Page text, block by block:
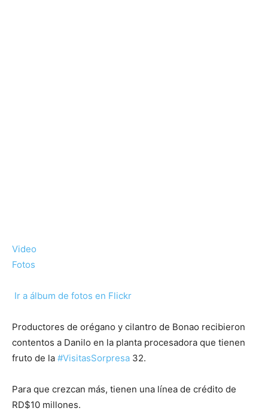
Video
Fotos
Ir a álbum de fotos en Flickr
Productores de orégano y cilantro de Bonao recibieron
contentos a Danilo en la planta procesadora que tienen
fruto de la #VisitasSorpresa 32.
Para que crezcan más, tienen una línea de crédito de
RD$10 millones.